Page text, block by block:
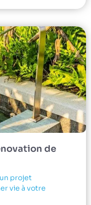
de
projet
vie à votre